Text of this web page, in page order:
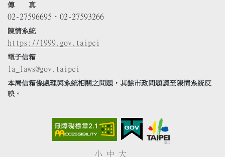
傳 真
02-27596695、02-27593266
陳情系統
https://1999.gov.taipei
電子信箱
la_laws@gov.taipei
本局信箱係處理與系統相關之問題，其餘市政問題請至陳情系統反
映。
小 中 大